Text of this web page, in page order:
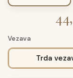
Vezava
Trda